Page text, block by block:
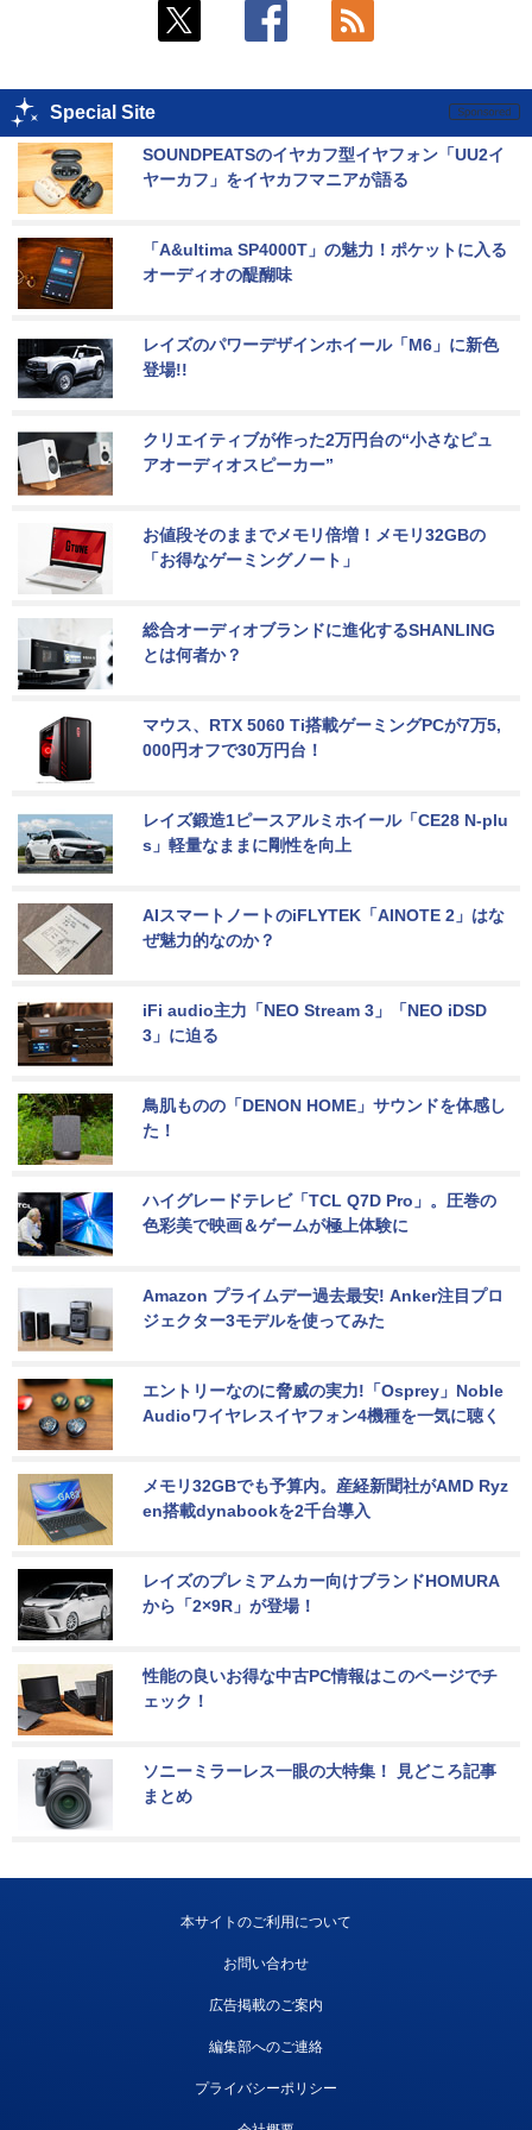
Special Site
SOUNDPEATSのイヤカフ型イヤフォン「UU2イ
ヤーカフ」をイヤカフマニアが語る
「A&ultima SP4000T」の魅力！ポケットに入る
オーディオの醍醐味
レイズのパワーデザインホイール「M6」に新色
登場!!
クリエイティブが作った2万円台の“小さなピュ
アオーディオスピーカー”
お値段そのままでメモリ倍増！メモリ32GBの
「お得なゲーミングノート」
総合オーディオブランドに進化するSHANLING
とは何者か？
マウス、RTX 5060 Ti搭載ゲーミングPCが7万5,
000円オフで30万円台！
レイズ鍛造1ピースアルミホイール「CE28 N-plu
s」軽量なままに剛性を向上
AIスマートノートのiFLYTEK「AINOTE 2」はな
ぜ魅力的なのか？
iFi audio主力「NEO Stream 3」「NEO iDSD
3」に迫る
鳥肌ものの「DENON HOME」サウンドを体感し
た！
ハイグレードテレビ「TCL Q7D Pro」。圧巻の
色彩美で映画＆ゲームが極上体験に
Amazon プライムデー過去最安! Anker注目プロ
ジェクター3モデルを使ってみた
エントリーなのに脅威の実力!「Osprey」Noble
Audioワイヤレスイヤフォン4機種を一気に聴く
メモリ32GBでも予算内。産経新聞社がAMD Ryz
en搭載dynabookを2千台導入
レイズのプレミアムカー向けブランドHOMURA
から「2×9R」が登場！
性能の良いお得な中古PC情報はこのページでチ
ェック！
ソニーミラーレス一眼の大特集！ 見どころ記事
まとめ
本サイトのご利用について
お問い合わせ
広告掲載のご案内
編集部へのご連絡
プライバシーポリシー